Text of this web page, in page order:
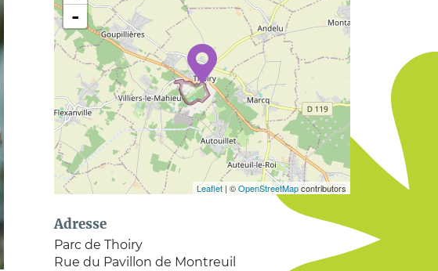
-
Leaflet| ©OpenStreetMapcontributors
Adresse
Parc de Thoiry
Rue du Pavillon de Montreuil